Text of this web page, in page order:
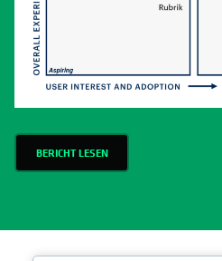
BERICHT LESEN